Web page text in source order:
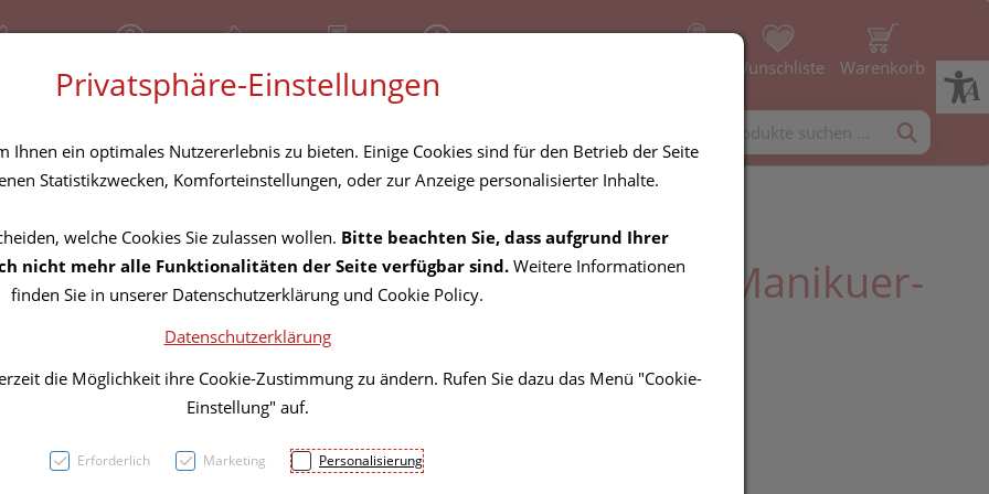
Geschlossen Über uns Rezept-Anfrage Wunschliste Warenkorb
Zellularstein Vitry Manikuer-
11,31 EUR
Privatsphäre-Einstellungen
Ihnen ein optimales Nutzererlebnis zu bieten. Einige Cookies sind für den Betrieb der Seite
Statistikzwecken, Komforteinstellungen, oder zur Anzeige personalisierter Inhalte.
welche Cookies Sie zulassen wollen. Bitte beachten Sie, dass aufgrund Ihrer
nicht mehr alle Funktionalitäten der Seite verfügbar sind. Weitere Informationen
finden Sie in unserer Datenschutzerklärung und Cookie Policy.
Datenschutzerklärung
die Möglichkeit ihre Cookie-Zustimmung zu ändern. Rufen Sie dazu das Menü "Cookie-
Einstellung" auf.
Erforderlich Marketing Personalisierung